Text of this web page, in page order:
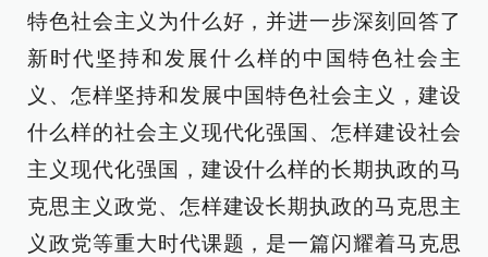
特色社会主义为什么好，并进一步深刻回答了
新时代坚持和发展什么样的中国特色社会主
义、怎样坚持和发展中国特色社会主义，建设
什么样的社会主义现代化强国、怎样建设社会
主义现代化强国，建设什么样的长期执政的马
克思主义政党、怎样建设长期执政的马克思主
义政党等重大时代课题，是一篇闪耀着马克思